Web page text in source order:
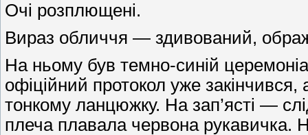
Очі розплющені.
Вираз обличчя — здивований,
На ньому був темно-синій
офіційний протокол уже
тонкому ланцюжку. На зап’ясті —
плеча плавала червона рукавичка.